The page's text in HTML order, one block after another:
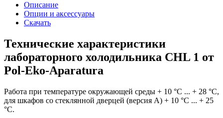
Описание
Опции и аксессуары
Скачать
Технические характеристики
лабораторного холодильника CHL 1 от
Pol-Eko-Aparatura
Работа при температуре окружающей среды + 10 °C ... + 28 °C,
для шкафов со стеклянной дверцей (версия A) + 10 °C ... + 25
°C.